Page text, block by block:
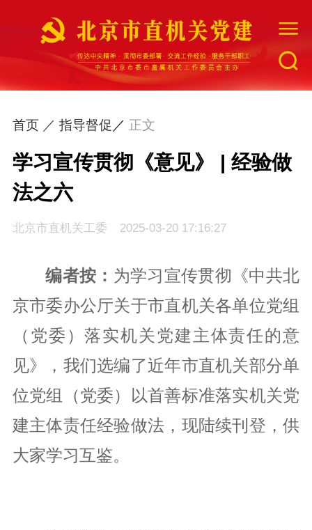
工委简介
指导督促
党风廉政
统战群团
党建研究
首页 ／ 指导督促 ／ 正文
学习宣传贯彻《意见》 | 经验做
法之六
北京市直机关工委 2025-03-20 17:16:27
编者按： 为学习宣传贯彻《中共北
京市委办公厅关于市直机关各单位党组
（党委）落实机关党建主体责任的意
见》，我们选编了近年市直机关部分单
位党组（党委）以首善标准落实机关党
建主体责任经验做法，现陆续刊登，供
大家学习互鉴。